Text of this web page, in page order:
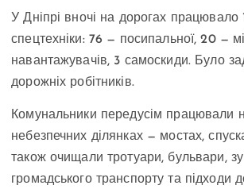
У Дніпрі вночі на дорогах працювало
спецтехніки: 76 — посипальної, 20 —
навантажувачів, 3 самоскиди. Було
дорожніх робітників.
Комунальники передусім працювали
небезпечних ділянках — мостах,
також очищали тротуари, бульвари,
громадського транспорту та підходи